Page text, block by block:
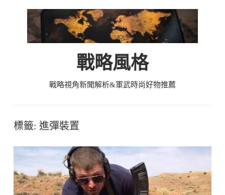
戰略風格
戰略視角新聞解析&軍武時尚好物推薦
標籤: 進彈裝置